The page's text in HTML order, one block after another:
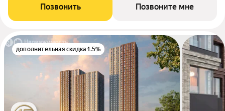
Позвонить Позвоните мне
дополнительная скидка 1.5%